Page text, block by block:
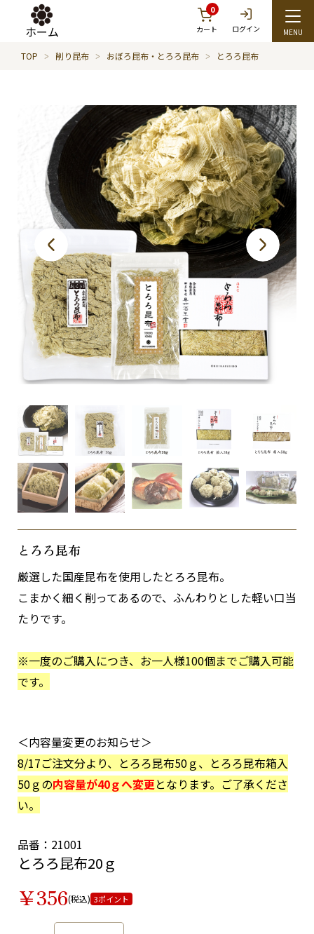
ホーム
0
カート ログイン
TOP 削り昆布 おぼろ昆布・とろろ昆布 とろろ昆布
とろろ昆布
厳選した国産昆布を使用したとろろ昆布。
こまかく細く削ってあるので、ふんわりとした軽い口当
たりです。
※一度のご購入につき、お一人様100個までご購入可能
です。
＜内容量変更のお知らせ＞
8/17ご注文分より、とろろ昆布50ｇ、とろろ昆布箱入
50ｇの内容量が40ｇへ変更となります。ご了承くださ
い。
品番：21001
とろろ昆布20ｇ
￥356(税込) 3ポイント